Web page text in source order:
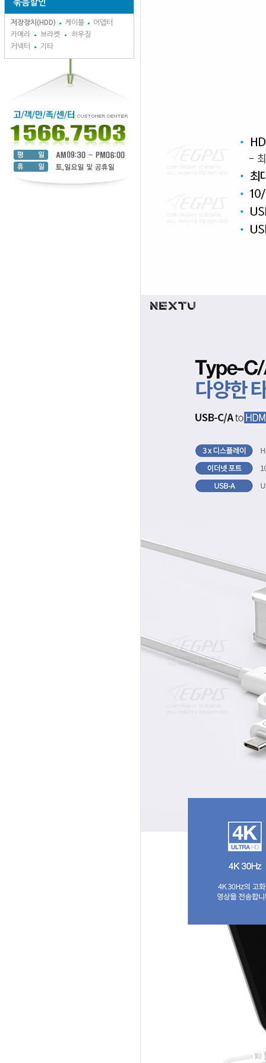
묶음할인
저장장치(HDD) 케이블
어뎁터
카메라
브라켓
하우징
커넥터
기타